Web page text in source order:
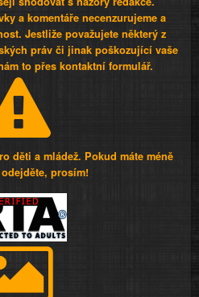
a komentáře necenzurujeme a
Jestliže považujete některý z
práv či jinak poškozující vaše
to přes kontaktní formulář.
děti a mládež. Pokud máte méně
prosím!